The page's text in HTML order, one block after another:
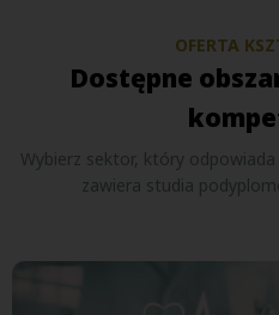
OFERTA
Dostępne
Wybierz sektor, który
zawiera studia